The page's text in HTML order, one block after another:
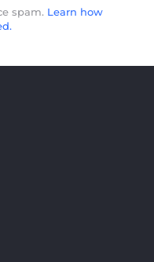
spam. Learn how